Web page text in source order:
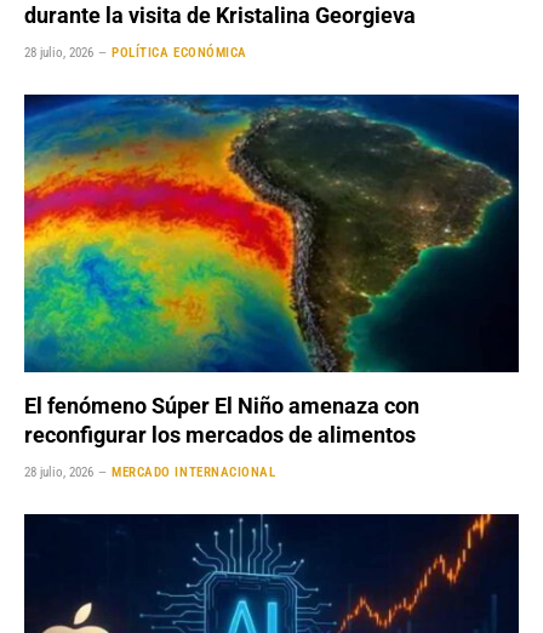
durante la visita de Kristalina Georgieva
28 julio, 2026 POLÍTICA ECONÓMICA
El fenómeno Súper El Niño amenaza con
reconfigurar los mercados de alimentos
28 julio, 2026 MERCADO INTERNACIONAL